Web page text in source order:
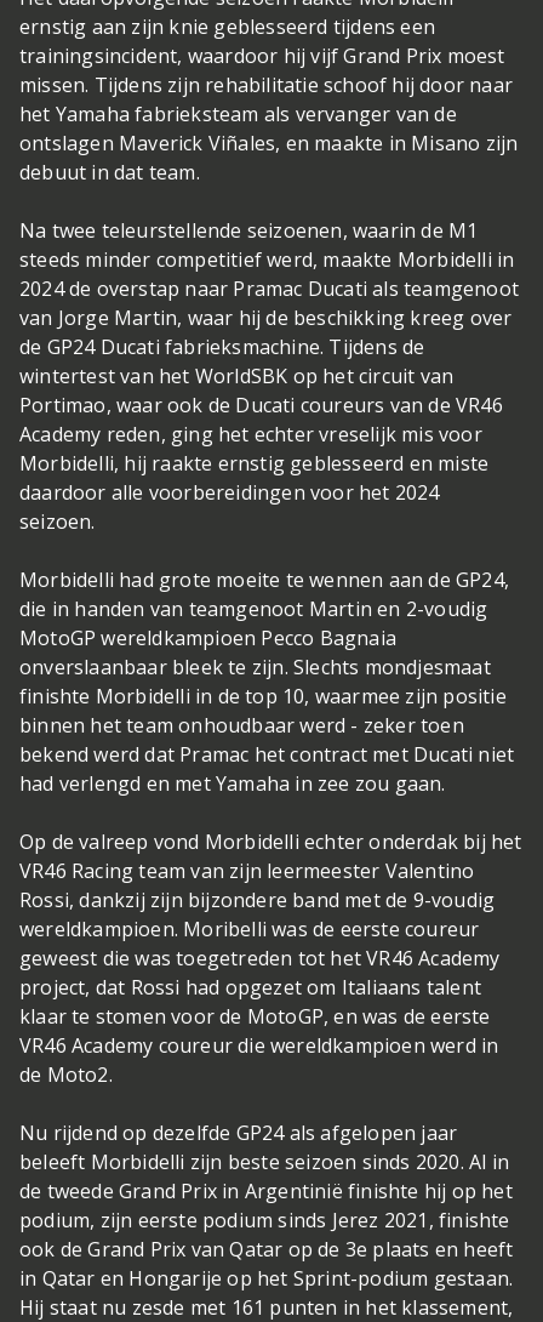
ernstig aan zijn knie geblesseerd tijdens een
trainingsincident, waardoor hij vijf Grand Prix moest
missen. Tijdens zijn rehabilitatie schoof hij door naar
het Yamaha fabrieksteam als vervanger van de
ontslagen Maverick Viñales, en maakte in Misano zijn
debuut in dat team.
Na twee teleurstellende seizoenen, waarin de M1
steeds minder competitief werd, maakte Morbidelli in
2024 de overstap naar Pramac Ducati als teamgenoot
van Jorge Martin, waar hij de beschikking kreeg over
de GP24 Ducati fabrieksmachine. Tijdens de
wintertest van het WorldSBK op het circuit van
Portimao, waar ook de Ducati coureurs van de VR46
Academy reden, ging het echter vreselijk mis voor
Morbidelli, hij raakte ernstig geblesseerd en miste
daardoor alle voorbereidingen voor het 2024
seizoen.
Morbidelli had grote moeite te wennen aan de GP24,
die in handen van teamgenoot Martin en 2-voudig
MotoGP wereldkampioen Pecco Bagnaia
onverslaanbaar bleek te zijn. Slechts mondjesmaat
finishte Morbidelli in de top 10, waarmee zijn positie
binnen het team onhoudbaar werd - zeker toen
bekend werd dat Pramac het contract met Ducati niet
had verlengd en met Yamaha in zee zou gaan.
Op de valreep vond Morbidelli echter onderdak bij het
VR46 Racing team van zijn leermeester Valentino
Rossi, dankzij zijn bijzondere band met de 9-voudig
wereldkampioen. Moribelli was de eerste coureur
geweest die was toegetreden tot het VR46 Academy
project, dat Rossi had opgezet om Italiaans talent
klaar te stomen voor de MotoGP, en was de eerste
VR46 Academy coureur die wereldkampioen werd in
de Moto2.
Nu rijdend op dezelfde GP24 als afgelopen jaar
beleeft Morbidelli zijn beste seizoen sinds 2020. Al in
de tweede Grand Prix in Argentinië finishte hij op het
podium, zijn eerste podium sinds Jerez 2021, finishte
ook de Grand Prix van Qatar op de 3e plaats en heeft
in Qatar en Hongarije op het Sprint-podium gestaan.
Hij staat nu zesde met 161 punten in het klassement,